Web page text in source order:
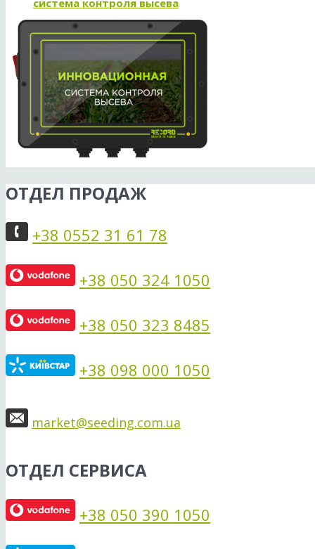
ОТДЕЛ ПРОДАЖ
+38 0552 31 61 78
+38 050 324 1050
+38 050 323 8485
+38 098 000 1050
market@seeding.com.ua
ОТДЕЛ СЕРВИСА
+38 050 390 1050